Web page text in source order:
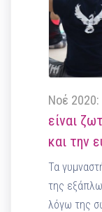
Νοέ 2020:
είναι
και την
Τα
της
λόγω της